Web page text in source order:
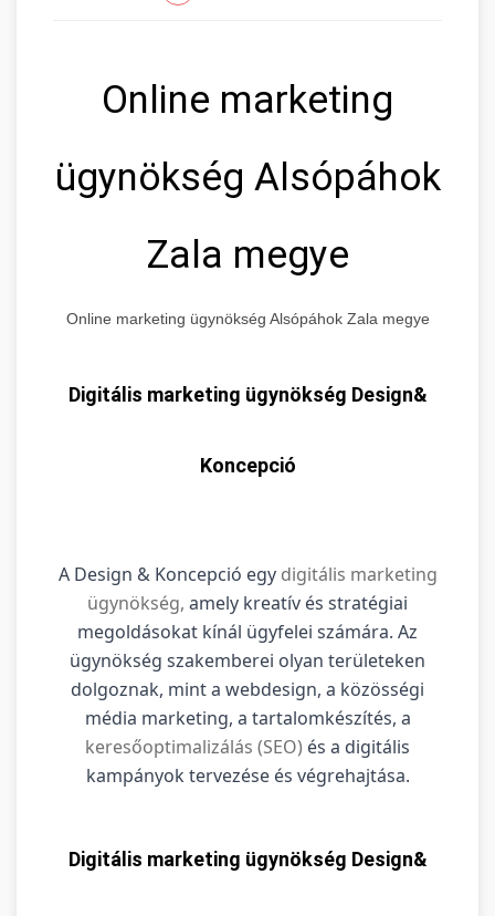
Online marketing
ügynökség Alsópáhok
Zala megye
Online marketing ügynökség Alsópáhok Zala megye
Digitális marketing ügynökség Design&
Koncepció
A Design & Koncepció egy digitális marketing
ügynökség, amely kreatív és stratégiai
megoldásokat kínál ügyfelei számára. Az
ügynökség szakemberei olyan területeken
dolgoznak, mint a webdesign, a közösségi
média marketing, a tartalomkészítés, a
keresőoptimalizálás (SEO) és a digitális
kampányok tervezése és végrehajtása.
Digitális marketing ügynökség Design&